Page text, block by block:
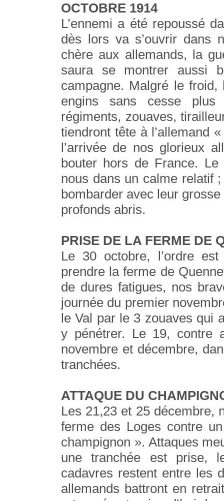
OCTOBRE 1914
L’ennemi a été repoussé
dès lors va s’ouvrir dans
chère aux allemands, la
saura se montrer aussi
campagne. Malgré le
engins sans cesse
régiments, zouaves,
tiendront tête à l’allemand
l’arrivée de nos glorieux
bouter hors de France. Le
nous dans un calme relatif
bombarder avec leur
profonds abris.
PRISE DE LA FERME DE
Le 30 octobre, l’ordre
prendre la ferme de
de dures fatigues, nos
journée du premier
le Val par le 3 zouaves qui
y pénétrer. Le 19, contre
novembre et décembre,
tranchées.
ATTAQUE DU
Les 21,23 et 25 décembre,
ferme des Loges contre
champignon ». Attaques
une tranchée est prise,
cadavres restent entre les
allemands battront en